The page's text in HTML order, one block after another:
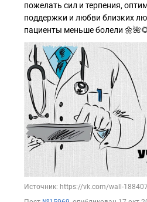
пожелать сил и терпения,
поддержки и любви близких
пациенты меньше болели
Источник: https://vk.com/wall-